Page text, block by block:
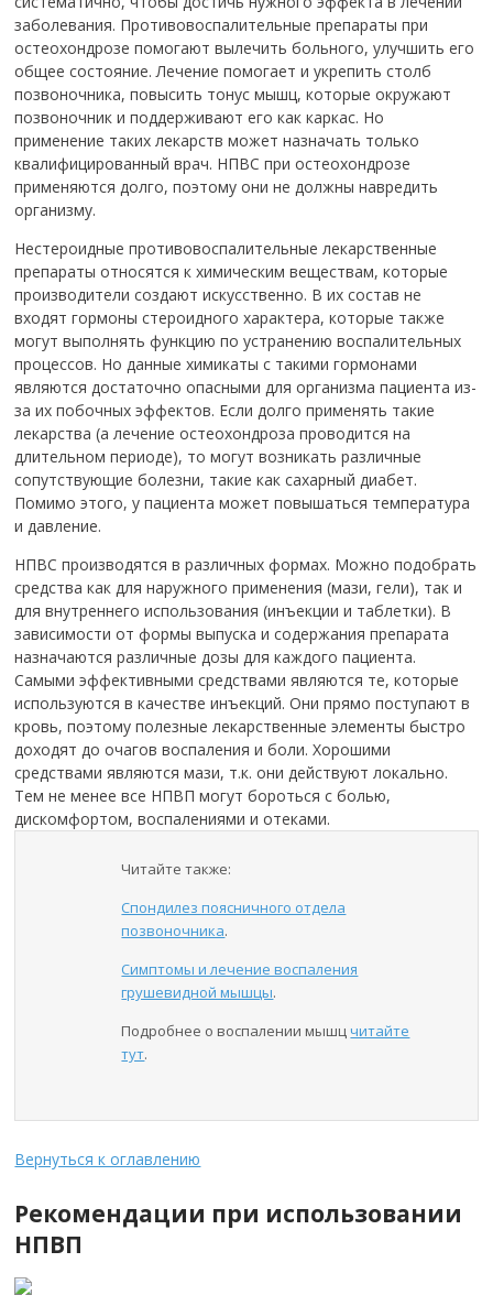
заболевания. Противовоспалительные препараты при
остеохондрозе помогают вылечить больного, улучшить его
общее состояние. Лечение помогает и укрепить столб
позвоночника, повысить тонус мышц, которые окружают
позвоночник и поддерживают его как каркас. Но
применение таких лекарств может назначать только
квалифицированный врач. НПВС при остеохондрозе
применяются долго, поэтому они не должны навредить
организму.
Нестероидные противовоспалительные лекарственные
препараты относятся к химическим веществам, которые
производители создают искусственно. В их состав не
входят гормоны стероидного характера, которые также
могут выполнять функцию по устранению воспалительных
процессов. Но данные химикаты с такими гормонами
являются достаточно опасными для организма пациента из-
за их побочных эффектов. Если долго применять такие
лекарства (а лечение остеохондроза проводится на
длительном периоде), то могут возникать различные
сопутствующие болезни, такие как сахарный диабет.
Помимо этого, у пациента может повышаться температура
и давление.
НПВС производятся в различных формах. Можно подобрать
средства как для наружного применения (мази, гели), так и
для внутреннего использования (инъекции и таблетки). В
зависимости от формы выпуска и содержания препарата
назначаются различные дозы для каждого пациента.
Самыми эффективными средствами являются те, которые
используются в качестве инъекций. Они прямо поступают в
кровь, поэтому полезные лекарственные элементы быстро
доходят до очагов воспаления и боли. Хорошими
средствами являются мази, т.к. они действуют локально.
Тем не менее все НПВП могут бороться с болью,
дискомфортом, воспалениями и отеками.
Читайте также:
Спондилез поясничного отдела
позвоночника.
Симптомы и лечение воспаления
грушевидной мышцы.
Подробнее о воспалении мышцчитайте
тут.
Вернуться к оглавлению
Рекомендации при использовании
НПВП